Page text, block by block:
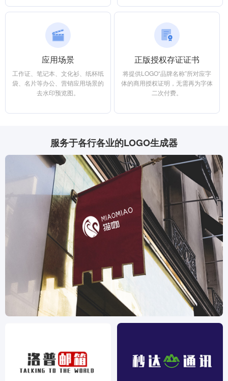
应用场景
工作证、笔记本、文化衫、纸杯纸
袋、名片等办公、营销应用场景的
去水印预览图。
正版授权存证证书
将提供LOGO“品牌名称”所对应字
体的商用授权证明，无需再为字体
二次付费。
服务于各行各业的LOGO生成器